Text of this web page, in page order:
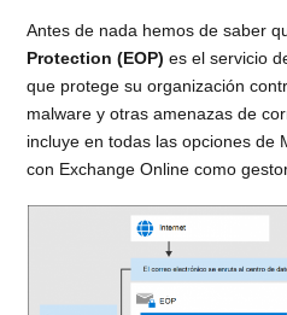
Antes de nada hemos de saber
Protection (EOP) es el servicio
que protege su organización
malware y otras amenazas de
incluye en todas las opciones de
con Exchange Online como